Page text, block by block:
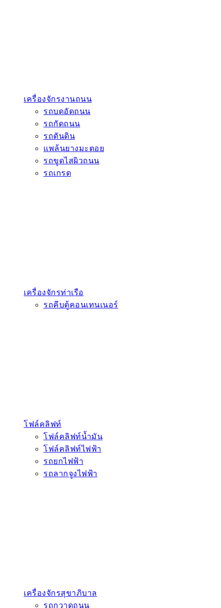
เครื่องจักรงานถนน
รถบดอัดถนน
รถกัดถนน
รถดันดิน
แพล้นยางมะตอย
รถขูดไสผิวถนน
รถเกรด
เครื่องจักรท่าเรือ
รถคีบตู้คอนเทนเนอร์
โฟล์คลิฟท์
โฟล์คลิฟท์น้ำมัน
โฟล์คลิฟท์ไฟฟ้า
รถยกไฟฟ้า
รถลากจูงไฟฟ้า
เครื่องจักรสุขาภิบาล
รถกวาดถนน